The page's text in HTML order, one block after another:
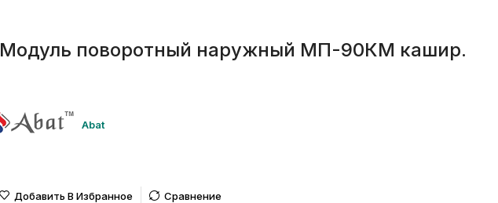
Модуль поворотный наружный МП-90КМ кашир.
Abat
Добавить В Избранное Сравнение